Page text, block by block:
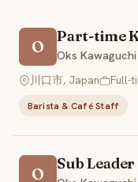
O
Part-time
Oks
川口市, Japan
Full-
Barista & Café Staff
O
Sub Leader